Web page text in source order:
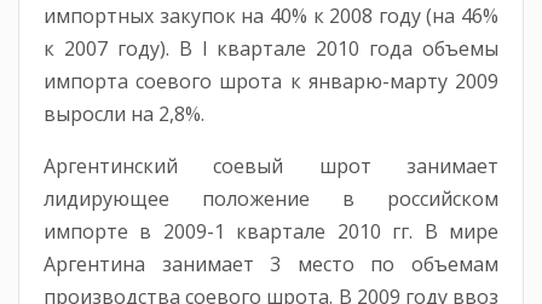
импортных закупок на 40% к 2008 году (на 46%
к 2007 году). В I квартале 2010 года объемы
импорта соевого шрота к январю-марту 2009
выросли на 2,8%.
Аргентинский соевый шрот занимает
лидирующее положение в российском
импорте в 2009-1 квартале 2010 гг. В мире
Аргентина занимает 3 место по объемам
производства соевого шрота. В 2009 году ввоз